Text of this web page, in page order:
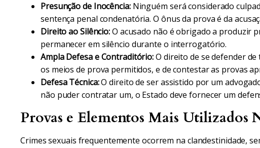
Presunção de Inocência:Ninguém será considerado
sentença penal condenatória. O ônus da prova é da
Direito ao Silêncio:O acusado não é obrigado a produzir
permanecer em silêncio durante o interrogatório.
Ampla Defesa e Contraditório:O direito de se defender
os meios de prova permitidos, e de contestar as provas
Defesa Técnica:O direito de ser assistido por um
não puder contratar um, o Estado deve fornecer um
Provas e Elementos Mais Utilizados
Crimes sexuais frequentemente ocorrem na clandestinidade,